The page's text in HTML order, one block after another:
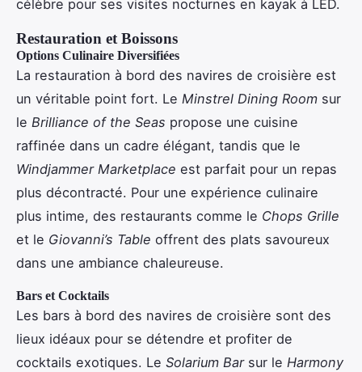
célèbre pour ses visites nocturnes en kayak à LED.
Restauration et Boissons
Options Culinaire Diversifiées
La restauration à bord des navires de croisière est
un véritable point fort. Le Minstrel Dining Room sur
le Brilliance of the Seas propose une cuisine
raffinée dans un cadre élégant, tandis que le
Windjammer Marketplace est parfait pour un repas
plus décontracté. Pour une expérience culinaire
plus intime, des restaurants comme le Chops Grille
et le Giovanni’s Table offrent des plats savoureux
dans une ambiance chaleureuse.
Bars et Cocktails
Les bars à bord des navires de croisière sont des
lieux idéaux pour se détendre et profiter de
cocktails exotiques. Le Solarium Barsur le Harmony